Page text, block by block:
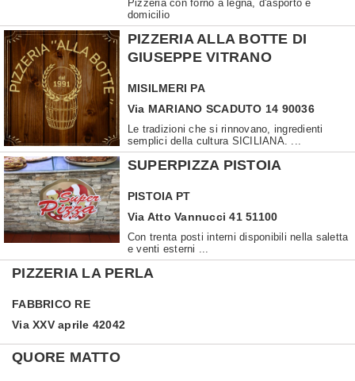
Pizzeria con forno a legna, d'asporto e
domicilio
PIZZERIA ALLA BOTTE DI
GIUSEPPE VITRANO
MISILMERI PA
Via MARIANO SCADUTO 14 90036
Le tradizioni che si rinnovano, ingredienti
semplici della cultura SICILIANA. ...
SUPERPIZZA PISTOIA
PISTOIA PT
Via Atto Vannucci 41 51100
Con trenta posti interni disponibili nella saletta
e venti esterni ...
PIZZERIA LA PERLA
FABBRICO RE
Via XXV aprile 42042
QUORE MATTO